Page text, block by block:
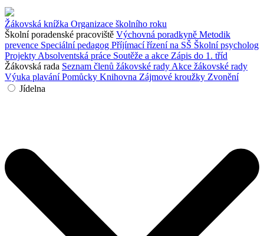
Žákovská knížka Organizace školního roku
Školní poradenské pracoviště Výchovná poradkyně Metodik
prevence Speciální pedagog Příjímací řízení na SŠ Školní psycholog
Projekty Absolventská práce Soutěže a akce Zápis do 1. tříd
Žákovská rada Seznam členů žákovské rady Akce žákovské rady
Výuka plaváníPomůcky Knihovna Zájmové kroužky Zvonění
Jídelna